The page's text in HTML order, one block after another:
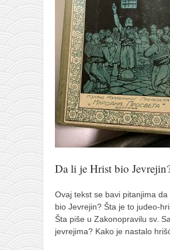
naihanchi
kushanku
passai
temashiwari
kobudo
nunchaku
bo
tonfa
sai
tsunami dojo
program
Da li je Hrist bio
Ovaj tekst se bavi pitanjima da
bio Jevrejin? Šta je to judeo-
Šta piše u Zakonopravilu sv.
jevrejima? Kako je nastalo